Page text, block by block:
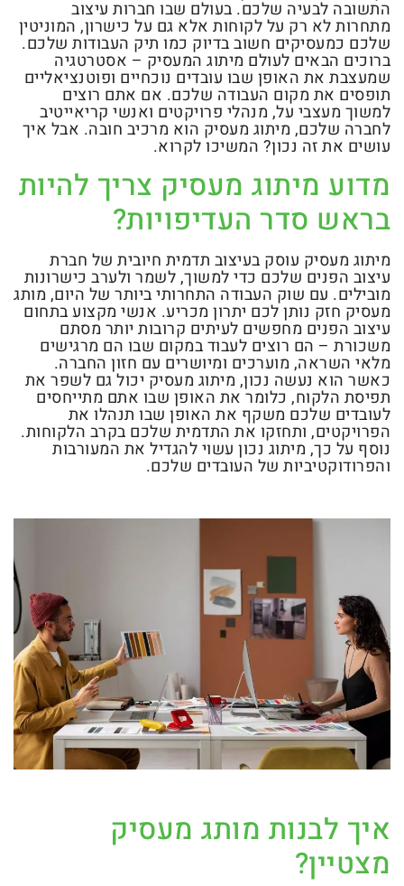
התשובה לבעיה שלכם. בעולם שבו חברות עיצוב
מתחרות לא רק על לקוחות אלא גם על כישרון, המוניטין
שלכם כמעסיקים חשוב בדיוק כמו תיק העבודות שלכם.
ברוכים הבאים לעולם מיתוג המעסיק – אסטרטגיה
שמעצבת את האופן שבו עובדים נוכחיים ופוטנציאליים
תופסים את מקום העבודה שלכם. אם אתם רוצים
למשוך מעצבי על, מנהלי פרויקטים ואנשי קריאייטיב
לחברה שלכם, מיתוג מעסיק הוא מרכיב חובה. אבל איך
עושים את זה נכון? המשיכו לקרוא.
מדוע מיתוג מעסיק צריך להיות
בראש סדר העדיפויות?
מיתוג מעסיק עוסק בעיצוב תדמית חיובית של חברת
עיצוב הפנים שלכם כדי למשוך, לשמר ולערב כישרונות
מובילים. עם שוק העבודה התחרותי ביותר של היום, מותג
מעסיק חזק נותן לכם יתרון מכריע. אנשי מקצוע בתחום
עיצוב הפנים מחפשים לעיתים קרובות יותר מסתם
משכורת – הם רוצים לעבוד במקום שבו הם מרגישים
מלאי השראה, מוערכים ומיושרים עם חזון החברה.
כאשר הוא נעשה נכון, מיתוג מעסיק יכול גם לשפר את
תפיסת הלקוח, כלומר את האופן שבו אתם מתייחסים
לעובדים שלכם משקף את האופן שבו תנהלו את
הפרויקטים, ותחזקו את התדמית שלכם בקרב הלקוחות.
נוסף על כך, מיתוג נכון עשוי להגדיל את המעורבות
והפרודוקטיביות של העובדים שלכם.
איך לבנות מותג מעסיק
מצטיין?